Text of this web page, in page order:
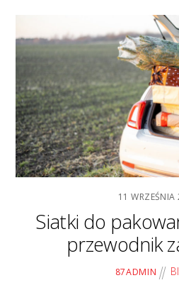
11 WRZEŚNIA
Siatki do
przewodnik
87ADMIN